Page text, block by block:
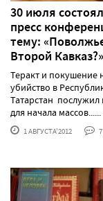
30 июля
пресс
тему:
Второй Кавказ?»
Теракт и покушение
убийство в
Татарстан
для начала массов......
1 АВГУСТА'2012 7